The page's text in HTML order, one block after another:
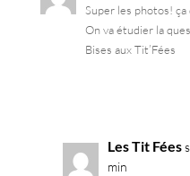
Super les photos!
On va étudier la
Bises aux Tit’Fées
Les Tit Fées
min